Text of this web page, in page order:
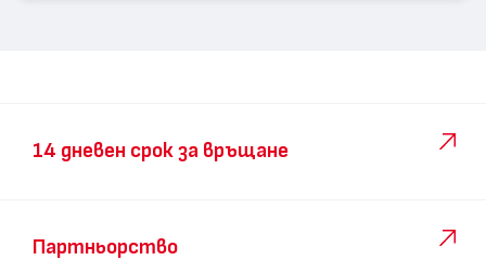
14 дневен срок за връщане
Партньорство